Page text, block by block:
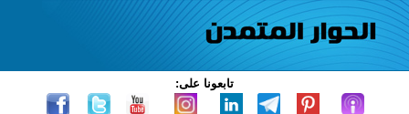
تابعونا على: